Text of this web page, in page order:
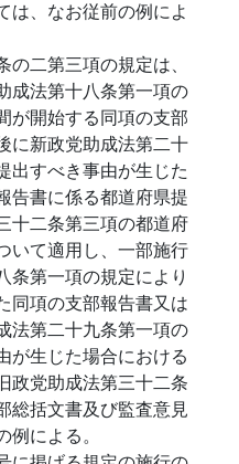
は、なお従前の例によ
二第三項の規定は、
成法第十八条第一項の
が開始する同項の支部
に新政党助成法第二十
出すべき事由が生じた
告書に係る都道府県提
十二条第三項の都道府
いて適用し、一部施行
条第一項の規定により
同項の支部報告書又は
法第二十九条第一項の
が生じた場合における
政党助成法第三十二条
総括文書及び監査意見
による。